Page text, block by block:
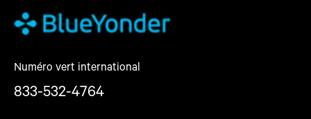
Numéro vert international
833-532-4764